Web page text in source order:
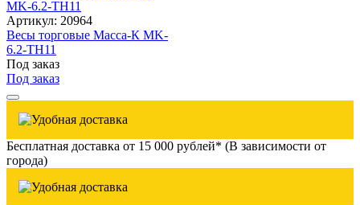
Артикул: 20964
Весы торговые Масса-К MK-
6.2-TH11
Под заказ
Под заказ
Бесплатная доставка от 15 000 рублей* (В зависимости от
города)